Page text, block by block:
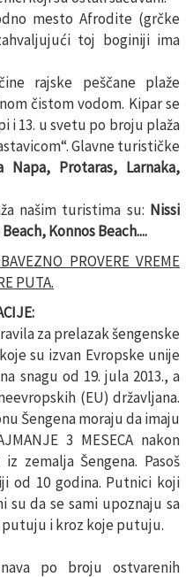
mesto Afrodite (grčke
toj boginiji ima
rajske peščane plaže
čistom vodom. Kipar se
i 13. u svetu po broju plaža
Glavne turističke
Napa, Protaras, Larnaka,
našim turistima su: Nissi
Konnos Beach....
PROVERE VREME
PUTA.
za prelazak šengenske
su izvan Evropske unije
snagu od 19. jula 2013., a
(EU) državljana.
Šengena moraju da imaju
3 MESECA nakon
zemalja Šengena. Pasoš
od 10 godina. Putnici koji
su da se sami upoznaju sa
i kroz koje putuju.
po broju ostvarenih